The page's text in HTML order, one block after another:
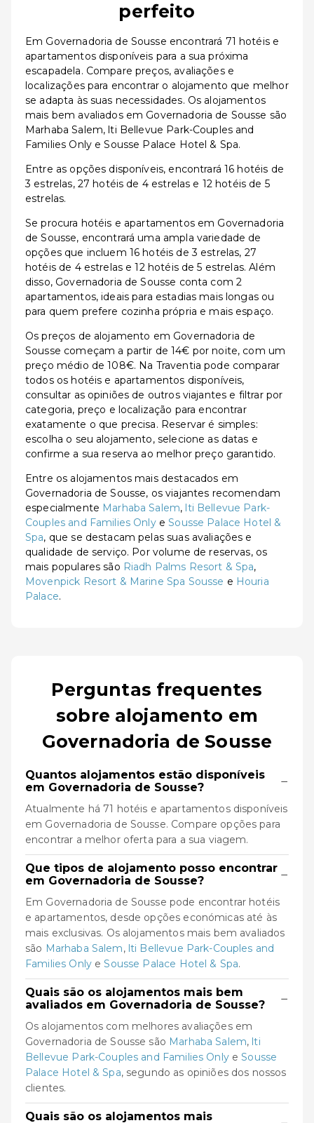
perfeito
Em Governadoria de Sousse encontrará 71 hotéis e
apartamentos disponíveis para a sua próxima
escapadela. Compare preços, avaliações e
localizações para encontrar o alojamento que melhor
se adapta às suas necessidades. Os alojamentos
mais bem avaliados em Governadoria de Sousse são
Marhaba Salem, lti Bellevue Park-Couples and
Families Only e Sousse Palace Hotel & Spa.
Entre as opções disponíveis, encontrará 16 hotéis de
3 estrelas, 27 hotéis de 4 estrelas e 12 hotéis de 5
estrelas.
Se procura hotéis e apartamentos em Governadoria
de Sousse, encontrará uma ampla variedade de
opções que incluem 16 hotéis de 3 estrelas, 27
hotéis de 4 estrelas e 12 hotéis de 5 estrelas. Além
disso, Governadoria de Sousse conta com 2
apartamentos, ideais para estadias mais longas ou
para quem prefere cozinha própria e mais espaço.
Os preços de alojamento em Governadoria de
Sousse começam a partir de 14€ por noite, com um
preço médio de 108€. Na Traventia pode comparar
todos os hotéis e apartamentos disponíveis,
consultar as opiniões de outros viajantes e filtrar por
categoria, preço e localização para encontrar
exatamente o que precisa. Reservar é simples:
escolha o seu alojamento, selecione as datas e
confirme a sua reserva ao melhor preço garantido.
Entre os alojamentos mais destacados em
Governadoria de Sousse, os viajantes recomendam
especialmente Marhaba Salem, lti Bellevue Park-
Couples and Families OnlyeSousse Palace Hotel &
Spa, que se destacam pelas suas avaliações e
qualidade de serviço. Por volume de reservas, os
mais populares são Riadh Palms Resort & Spa,
Movenpick Resort & Marine Spa Sousse e Houria
Palace.
Perguntas frequentes
sobre alojamento em
Governadoria de Sousse
Quantos alojamentos estão disponíveis
em Governadoria de Sousse?
−
Atualmente há 71 hotéis e apartamentos disponíveis
em Governadoria de Sousse. Compare opções para
encontrar a melhor oferta para a sua viagem.
Que tipos de alojamento posso encontrar
em Governadoria de Sousse?
−
Em Governadoria de Sousse pode encontrar hotéis
e apartamentos, desde opções económicas até às
mais exclusivas. Os alojamentos mais bem avaliados
são Marhaba Salem, lti Bellevue Park-Couples and
Families OnlyeSousse Palace Hotel & Spa.
Quais são os alojamentos mais bem
avaliados em Governadoria de Sousse?
−
Os alojamentos com melhores avaliações em
Governadoria de Sousse são Marhaba Salem, lti
Bellevue Park-Couples and Families OnlyeSousse
Palace Hotel & Spa, segundo as opiniões dos nossos
clientes.
Quais são os alojamentos mais